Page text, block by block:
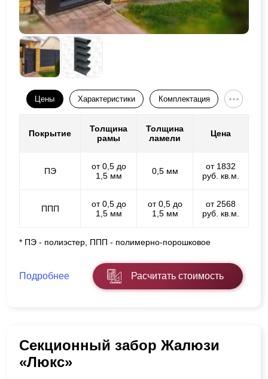
Цены Характеристики Комплектация
Покрытие
Толщина
рамы
Толщина
ламели
Цена
ПЭ
от 0,5 до
1,5 мм
0,5 мм
от 1832
руб. кв.м.
ППП
от 0,5 до
1,5 мм
от 0,5 до
1,5 мм
от 2568
руб. кв.м.
* ПЭ - полиэстер, ППП - полимерно-порошковое
Подробнее Расчитать стоимость
Секционный забор Жалюзи
«Люкс»